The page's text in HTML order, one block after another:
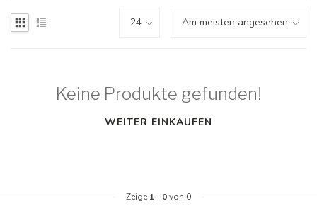
Keine Produkte gefunden!
WEITER EINKAUFEN
Zeige 1 - 0von 0